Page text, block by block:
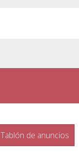
Tablón de anuncios